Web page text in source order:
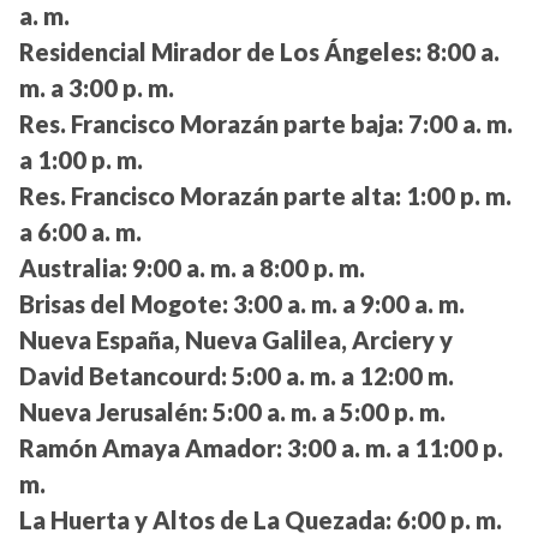
a. m.
Residencial Mirador de Los Ángeles: 8:00 a.
m. a 3:00 p. m.
Res. Francisco Morazán parte baja: 7:00 a. m.
a 1:00 p. m.
Res. Francisco Morazán parte alta: 1:00 p. m.
a 6:00 a. m.
Australia: 9:00 a. m. a 8:00 p. m.
Brisas del Mogote: 3:00 a. m. a 9:00 a. m.
Nueva España, Nueva Galilea, Arciery y
David Betancourd: 5:00 a. m. a 12:00 m.
Nueva Jerusalén: 5:00 a. m. a 5:00 p. m.
Ramón Amaya Amador: 3:00 a. m. a 11:00 p.
m.
La Huerta y Altos de La Quezada: 6:00 p. m.